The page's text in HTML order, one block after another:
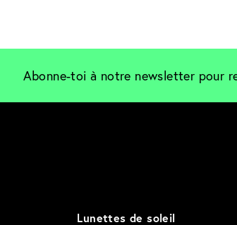
Abonne-toi à notre newsletter pour
Lunettes de soleil